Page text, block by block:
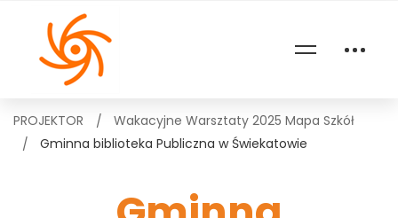
PROJEKTOR
Wakacyjne Warsztaty 2025 Mapa Szkół
Gminna biblioteka Publiczna w Świekatowie